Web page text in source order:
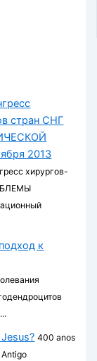
стран СНГ
2013
хирургов-
к
400 anos